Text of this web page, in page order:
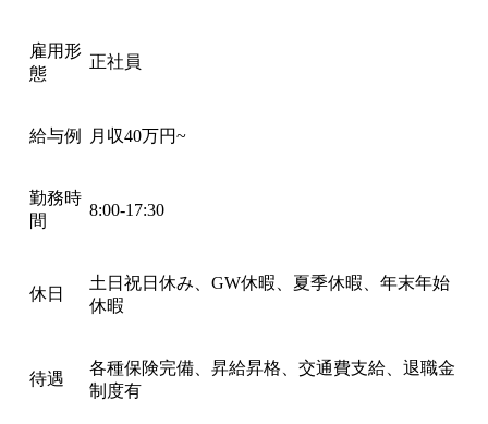
雇用形
態
正社員
給与例 月収40万円~
勤務時
間
8:00-17:30
休日
土日祝日休み、GW休暇、夏季休暇、年末年始
休暇
待遇
各種保険完備、昇給昇格、交通費支給、退職金
制度有